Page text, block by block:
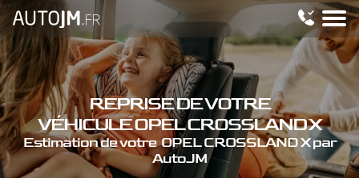
REPRISE DE VOTRE
VÉHICULE OPEL CROSSLAND X
Estimation de votre OPEL CROSSLAND X par
AutoJM